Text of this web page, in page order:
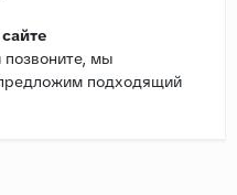
позвоните, мы
подходящий